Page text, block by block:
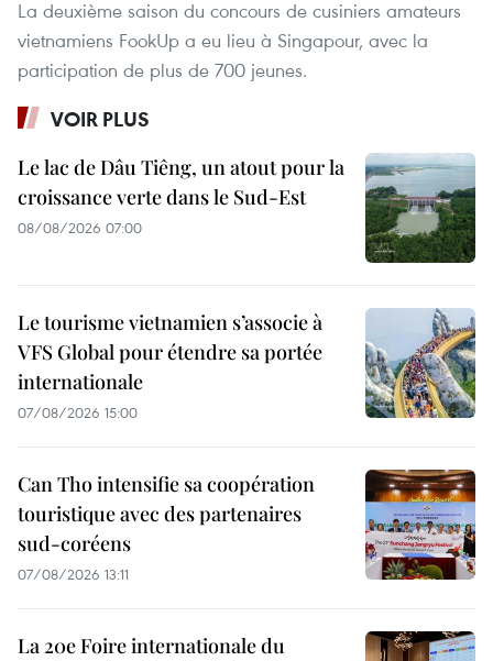
La deuxième saison du concours de cusiniers amateurs
vietnamiens FookUp a eu lieu à Singapour, avec la
participation de plus de 700 jeunes.
VOIR PLUS
Le lac de Dâu Tiêng, un atout pour la
croissance verte dans le Sud-Est
08/08/2026 07:00
Le tourisme vietnamien s’associe à
VFS Global pour étendre sa portée
internationale
07/08/2026 15:00
Can Tho intensifie sa coopération
touristique avec des partenaires
sud-coréens
07/08/2026 13:11
La 20e Foire internationale du